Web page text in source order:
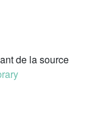
de la source